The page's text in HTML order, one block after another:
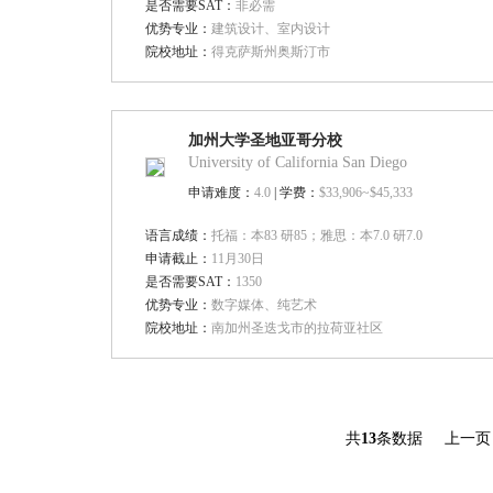
是否需要SAT：非必需
优势专业：建筑设计、室内设计
院校地址：得克萨斯州奥斯汀市
加州大学圣地亚哥分校
University of California San Diego
申请难度：4.0 | 学费：$33,906~$45,333
语言成绩：托福：本83 研85；雅思：本7.0 研7.0
申请截止： 11月30日
是否需要SAT： 1350
优势专业：数字媒体、纯艺术
院校地址：南加州圣迭戈市的拉荷亚社区
共13条数据 上一页